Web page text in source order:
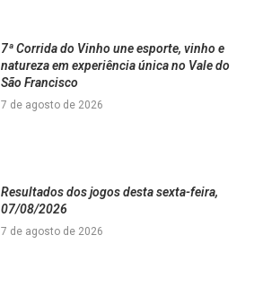
7ª Corrida do Vinho une esporte, vinho e
natureza em experiência única no Vale do
São Francisco
7 de agosto de 2026
Resultados dos jogos desta sexta-feira,
07/08/2026
7 de agosto de 2026